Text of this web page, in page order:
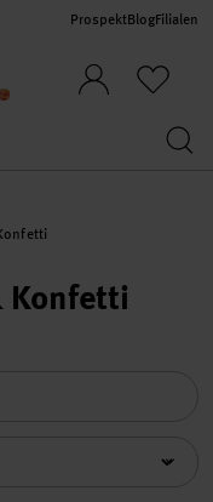
ProspektBlogFilialen
Konfetti